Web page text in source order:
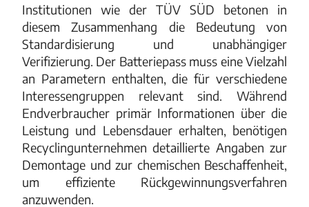
Institutionen wie der TÜV SÜD betonen in
diesem Zusammenhang die Bedeutung von
Standardisierung und unabhängiger
Verifizierung. Der Batteriepass muss eine Vielzahl
an Parametern enthalten, die für verschiedene
Interessengruppen relevant sind. Während
Endverbraucher primär Informationen über die
Leistung und Lebensdauer erhalten, benötigen
Recyclingunternehmen detaillierte Angaben zur
Demontage und zur chemischen Beschaffenheit,
um effiziente Rückgewinnungsverfahren
anzuwenden.